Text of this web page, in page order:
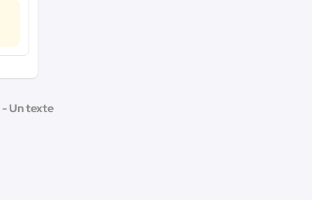
Un texte